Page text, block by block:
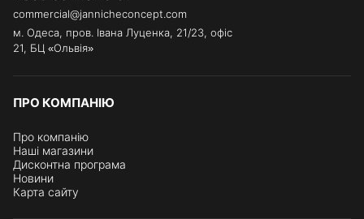
ПРО КОМПАНІЮ
Про компанію
Наші магазини
Дисконтна програма
Новини
Карта сайту
commercial@jannicheconcept.com
м. Одеса, пров. Івана Луценка, 21/23, офіс
21, БЦ «Ольвія»